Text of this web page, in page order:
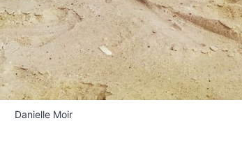
Danielle Moir